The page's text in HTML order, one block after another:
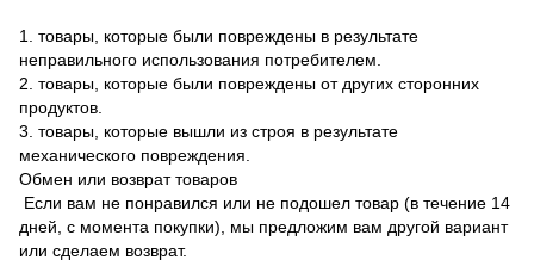
1. товары, которые были повреждены в результате
неправильного использования потребителем.
2. товары, которые были повреждены от других сторонних
продуктов.
3. товары, которые вышли из строя в результате
механического повреждения.
Обмен или возврат товаров
Если вам не понравился или не подошел товар (в течение 14
дней, с момента покупки), мы предложим вам другой вариант
или сделаем возврат.